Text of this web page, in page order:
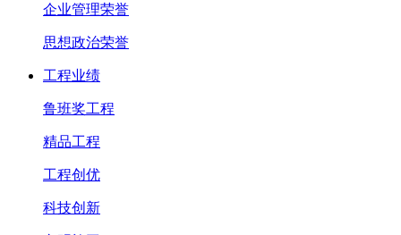
企业管理荣誉
思想政治荣誉
工程业绩
鲁班奖工程
精品工程
工程创优
科技创新